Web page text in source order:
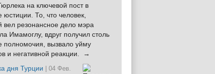
на ключевой пост в
юстиции. То, что человек,
вел резонансное дело мэра
Имамоглу, вдруг получил столь
полномочия, вызвало уйму
и негативной реакции. →
дня Турции
| 04 Фев.